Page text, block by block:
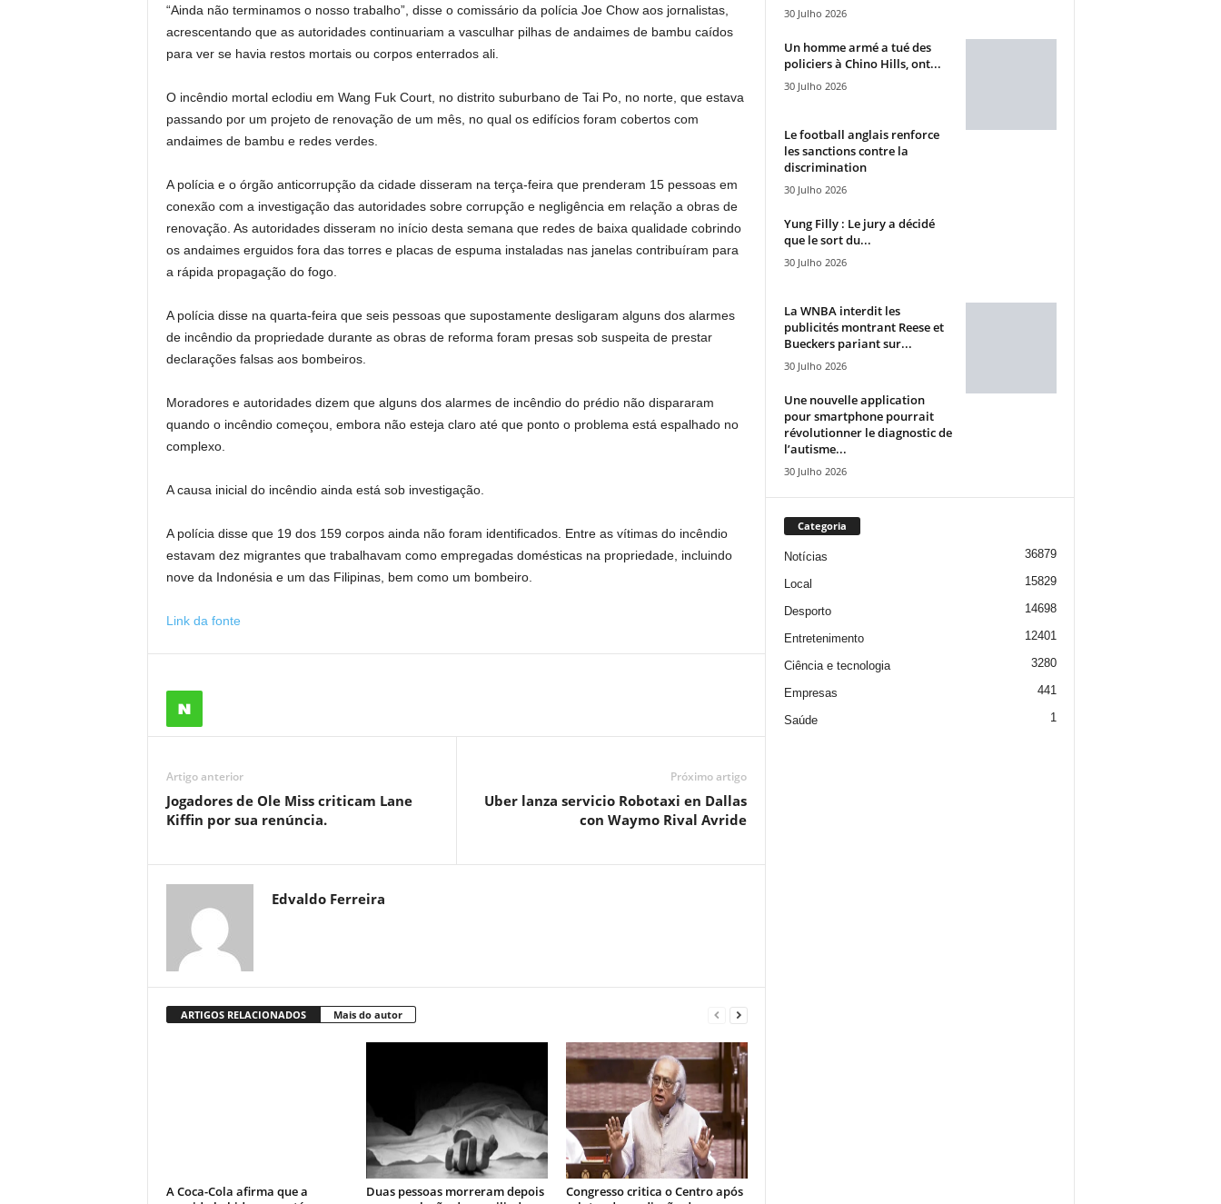
“Ainda não terminamos o nosso trabalho”, disse o comissário da polícia Joe Chow aos jornalistas,
acrescentando que as autoridades continuariam a vasculhar pilhas de andaimes de bambu caídos
para ver se havia restos mortais ou corpos enterrados ali.
O incêndio mortal eclodiu em Wang Fuk Court, no distrito suburbano de Tai Po, no norte, que estava
passando por um projeto de renovação de um mês, no qual os edifícios foram cobertos com
andaimes de bambu e redes verdes.
A polícia e o órgão anticorrupção da cidade disseram na terça-feira que prenderam 15 pessoas em
conexão com a investigação das autoridades sobre corrupção e negligência em relação a obras de
renovação. As autoridades disseram no início desta semana que redes de baixa qualidade cobrindo
os andaimes erguidos fora das torres e placas de espuma instaladas nas janelas contribuíram para
a rápida propagação do fogo.
A polícia disse na quarta-feira que seis pessoas que supostamente desligaram alguns dos alarmes
de incêndio da propriedade durante as obras de reforma foram presas sob suspeita de prestar
declarações falsas aos bombeiros.
Moradores e autoridades dizem que alguns dos alarmes de incêndio do prédio não dispararam
quando o incêndio começou, embora não esteja claro até que ponto o problema está espalhado no
complexo.
A causa inicial do incêndio ainda está sob investigação.
A polícia disse que 19 dos 159 corpos ainda não foram identificados. Entre as vítimas do incêndio
estavam dez migrantes que trabalhavam como empregadas domésticas na propriedade, incluindo
nove da Indonésia e um das Filipinas, bem como um bombeiro.
Link da fonte
Artigo anterior
Jogadores de Ole Miss criticam Lane
Kiffin por sua renúncia.
Próximo artigo
Uber lanza servicio Robotaxi en Dallas
con Waymo Rival Avride
Edvaldo Ferreira
ARTIGOS RELACIONADOS Mais do autor
A Coca-Cola afirma que a
Duas pessoas morreram depois
Congresso critica o Centro após
30 Julho 2026
Un homme armé a tué des
policiers à Chino Hills, ont...
30 Julho 2026
Le football anglais renforce
les sanctions contre la
discrimination
30 Julho 2026
Yung Filly : Le jury a décidé
que le sort du...
30 Julho 2026
La WNBA interdit les
publicités montrant Reese et
Bueckers pariant sur...
30 Julho 2026
Une nouvelle application
pour smartphone pourrait
révolutionner le diagnostic de
l’autisme...
30 Julho 2026
Categoria
Notícias 36879
Local 15829
Desporto 14698
Entretenimento 12401
Ciência e tecnologia 3280
Empresas 441
Saúde 1